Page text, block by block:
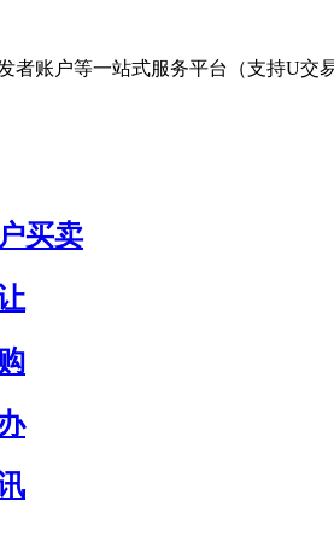
者账户等一站式服务平台（支持U交
买卖